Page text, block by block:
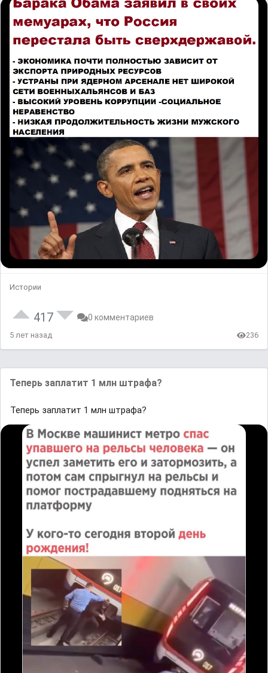
Истории
417 0 комментариев
5 лет назад 236
Теперь заплатит 1 млн штрафа?
Теперь заплатит 1 млн штрафа?